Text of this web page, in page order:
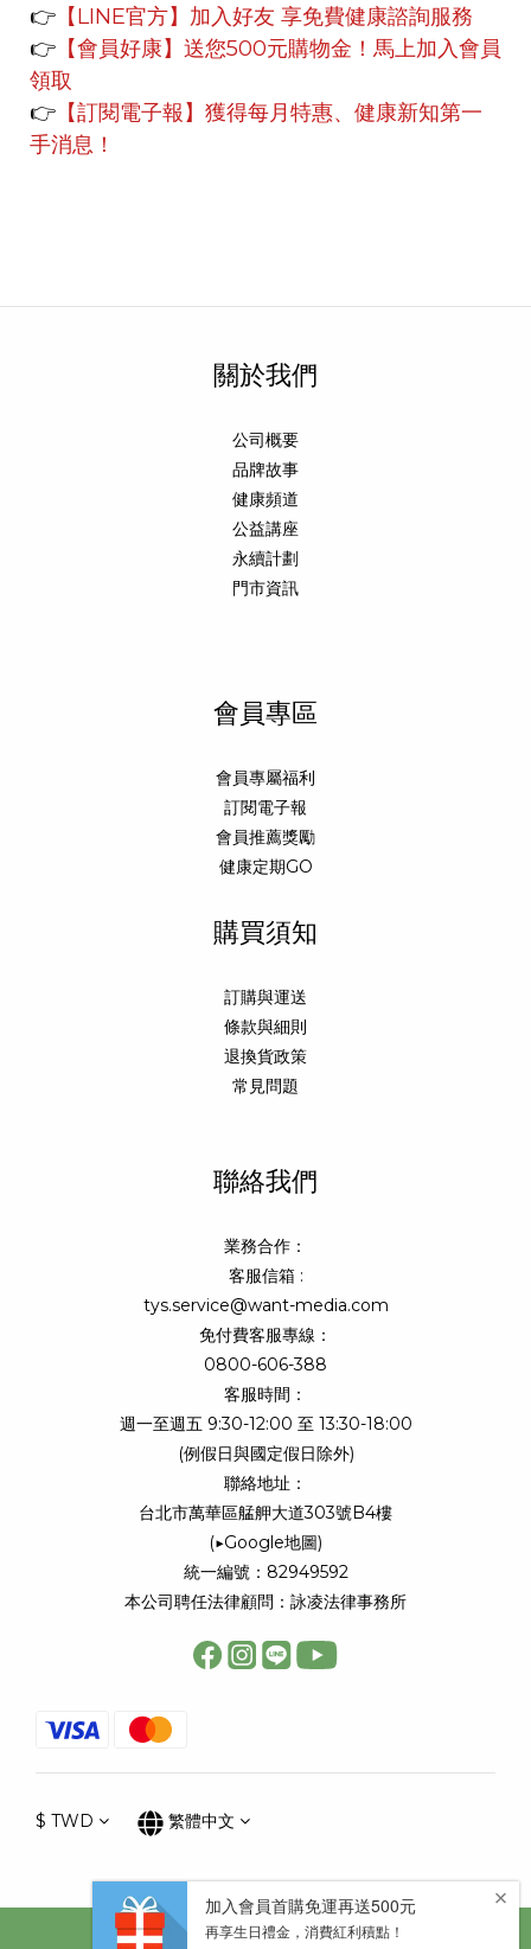
👉 【LINE官方】 加入好友 享免費健康諮詢服務
👉 【會員好康】 送您500元購物金！馬上加入會員
領取
👉 【訂閱電子報】獲得每月特惠、健康新知第一
手消息！
關於我們
公司概要
品牌故事
健康頻道
公益講座
永續計劃
門市資訊
會員專區
會員專屬福利
訂閱電子報
會員推薦獎勵
健康定期GO
購買須知
訂購與運送
條款與細則
退換貨政策
常見問題
聯絡我們
業務合作：
客服信箱 :
tys.service@want-media.com
免付費客服專線：
0800-606-388
客服時間：
週一至週五 9:30-12:00 至 13:30-18:00
(例假日與國定假日除外)
聯絡地址：
台北市萬華區艋舺大道303號B4樓
(▶Google地圖)
統一編號：82949592
本公司聘任法律顧問：詠凌法律事務所
$ TWD 繁體中文